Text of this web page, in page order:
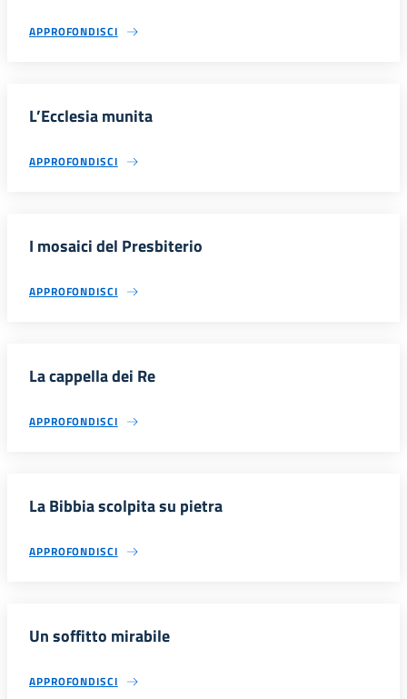
APPROFONDISCI
L’Ecclesia munita
APPROFONDISCI
I mosaici del Presbiterio
APPROFONDISCI
La cappella dei Re
APPROFONDISCI
La Bibbia scolpita su pietra
APPROFONDISCI
Un soffitto mirabile
APPROFONDISCI